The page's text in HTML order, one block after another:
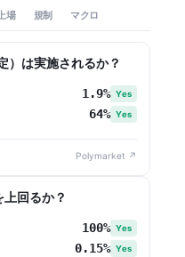
場 規制 マクロ
）は実施されるか？
1.9% Yes
64% Yes
Polymarket ↗
回るか？
100% Yes
0.15% Yes